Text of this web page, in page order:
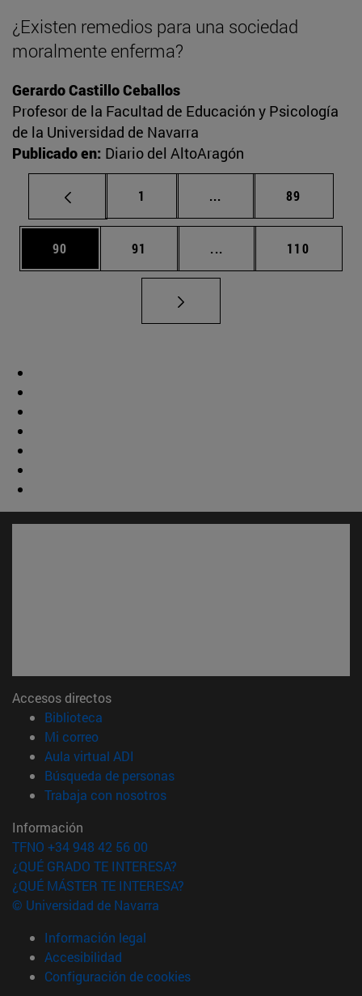
¿Existen remedios para una sociedad
moralmente enferma?
Gerardo Castillo Ceballos
Profesor de la Facultad de Educación y Psicología
de la Universidad de Navarra
Publicado en: Diario del AltoAragón
Página
1 ... Páginas intermedias
Página
89
Página
90 Página
91 ... Páginas intermedias
Página
110
Accesos directos
Biblioteca
Mi correo(abre en nueva ventana)
Aula virtual ADI
Búsqueda de personas(abre en nueva ventana)
Trabaja con nosotros(abre en nueva ventana)
Información
TFNO +34 948 42 56 00
¿QUÉ GRADO TE INTERESA?
¿QUÉ MÁSTER TE INTERESA?
© Universidad de Navarra
Información legal
Accesibilidad
Configuración de cookies